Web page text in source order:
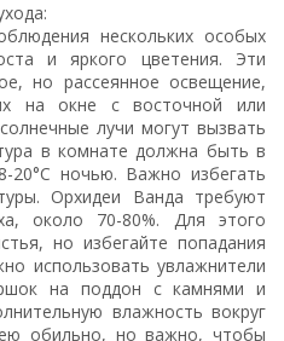
нескольких особых
и яркого цветения. Эти
но рассеянное освещение,
на окне с восточной или
лучи могут вызвать
в комнате должна быть в
20°C ночью. Важно избегать
Орхидеи Ванда требуют
около 70-80%. Для этого
но избегайте попадания
использовать увлажнители
на поддон с камнями и
влажность вокруг
обильно, но важно, чтобы